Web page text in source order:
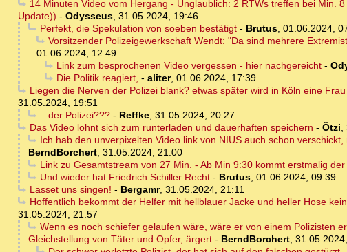
14 Minuten Video vom Hergang - Unglaublich: 2 RTWs treffen bei Min.
Update)) - Odysseus, 31.05.2024, 19:46
Perfekt, die Spekulation von soeben bestätigt- Brutus, 01.06.2024,
Vorsitzender Polizeigewerkschaft Wendt: "Da sind mehrere
01.06.2024, 12:49
Link zum besprochenen Video vergessen - hier nachgereicht-
Die Politik reagiert, - aliter, 01.06.2024, 17:39
Liegen die Nerven der Polizei blank? etwas später wird in Köln eine
31.05.2024, 19:51
...der Polizei???- Reffke, 31.05.2024, 20:27
Das Video lohnt sich zum runterladen und dauerhaften speichern - Ötzi,
Ich hab den unverpixelten Video link von NIUS auch schon
BerndBorchert, 31.05.2024, 21:00
Link zu Gesamtstream von 27 Min. - Ab Min 9:30 kommt erstmalig
Und wieder hat Friedrich Schiller Recht- Brutus, 01.06.2024, 09:39
Lasset uns singen! - Bergamr, 31.05.2024, 21:11
Hoffentlich bekommt der Helfer mit hellblauer Jacke und heller Hose
31.05.2024, 21:57
Wenn es noch schiefer gelaufen wäre, wäre er von einem Polizisten
Gleichstellung von Täter und Opfer, ärgert - BerndBorchert,